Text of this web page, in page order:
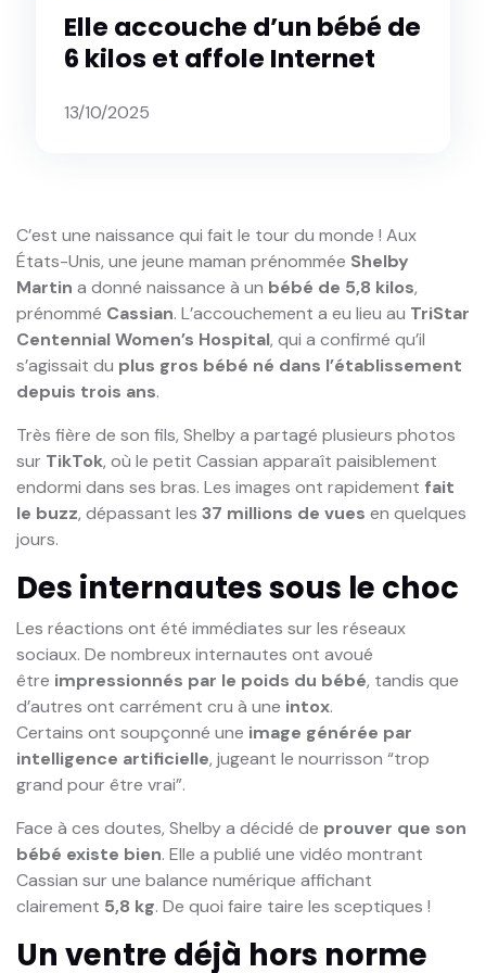
Elle accouche d’un bébé de
6 kilos et affole Internet
13/10/2025
C’est une naissance qui fait le tour du monde ! Aux
États-Unis, une jeune maman prénommée Shelby
Martin a donné naissance à un bébé de 5,8 kilos,
prénommé Cassian. L’accouchement a eu lieu au TriStar
Centennial Women’s Hospital, qui a confirmé qu’il
s’agissait du plus gros bébé né dans l’établissement
depuis trois ans.
Très fière de son fils, Shelby a partagé plusieurs photos
sur TikTok, où le petit Cassian apparaît paisiblement
endormi dans ses bras. Les images ont rapidement fait
le buzz, dépassant les 37 millions de vues en quelques
jours.
Des internautes sous le choc
Les réactions ont été immédiates sur les réseaux
sociaux. De nombreux internautes ont avoué
être impressionnés par le poids du bébé, tandis que
d’autres ont carrément cru à une intox.
Certains ont soupçonné une image générée par
intelligence artificielle, jugeant le nourrisson “trop
grand pour être vrai”.
Face à ces doutes, Shelby a décidé de prouver que son
bébé existe bien. Elle a publié une vidéo montrant
Cassian sur une balance numérique affichant
clairement 5,8 kg. De quoi faire taire les sceptiques !
Un ventre déjà hors norme